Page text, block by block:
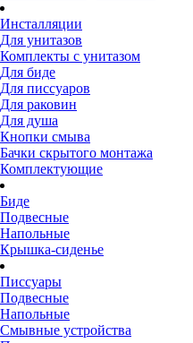
Инсталляции
Для унитазов
Комплекты с унитазом
Для биде
Для писсуаров
Для раковин
Для душа
Кнопки смыва
Бачки скрытого монтажа
Комплектующие
Биде
Подвесные
Напольные
Крышка-сиденье
Писсуары
Подвесные
Напольные
Смывные устройства